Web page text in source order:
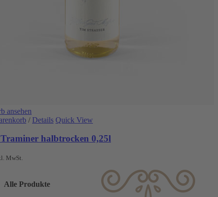
ansehen
/ Details Quick View
halbtrocken 0,25l
MwSt.
Alle Produkte